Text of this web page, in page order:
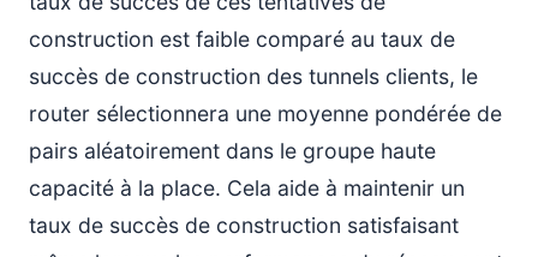
construction est faible comparé au taux de
succès de construction des tunnels clients, le
router sélectionnera une moyenne pondérée de
pairs aléatoirement dans le groupe haute
capacité à la place. Cela aide à maintenir un
taux de succès de construction satisfaisant